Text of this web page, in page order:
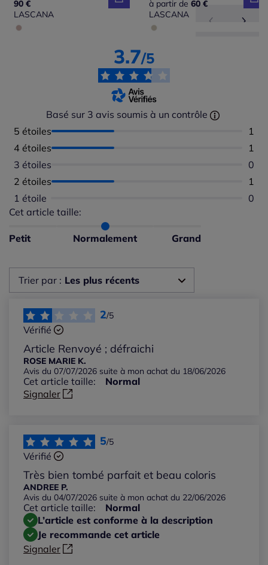
90 €
LASCANA
à partir de 60 €
LASCANA
3.7/5
Basé sur 3 avis soumis à un contrôle
5 étoiles
1
4 étoiles
1
3 étoiles
0
2 étoiles
1
1 étoile
0
Cet article taille:
Petit Normalement Grand
Répartition du taillant selon les avis clients
Taille normalement : 100%
Taille petit : 0%
Taille grand : 0%
Trier par : Les plus récents
Les plus récents
Les plus anciens
Notes les plus élevées
2/5
Vérifié
Article Renvoyé ; défraichi
ROSE MARIE K.
Avis du 07/07/2026 suite à mon achat du 18/06/2026
Cet article taille:
Normal
Signaler
5/5
Vérifié
Très bien tombé parfait et beau coloris
ANDREE P.
Avis du 04/07/2026 suite à mon achat du 22/06/2026
Cet article taille:
Normal
L’article est conforme à la description
Je recommande cet article
Signaler